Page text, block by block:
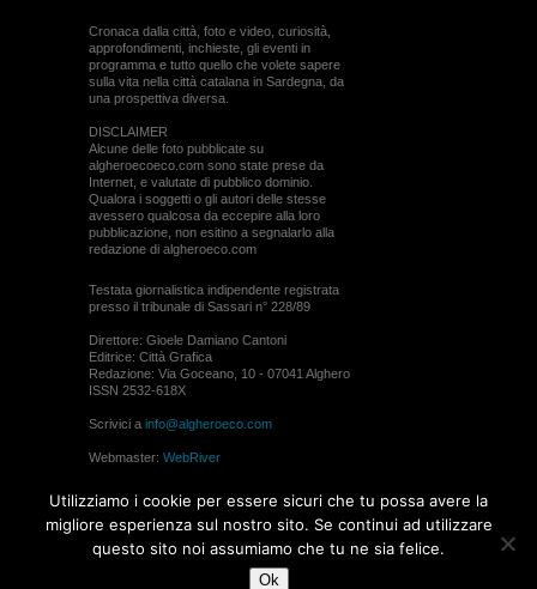
Cronaca dalla città, foto e video, curiosità,
approfondimenti, inchieste, gli eventi in
programma e tutto quello che volete sapere
sulla vita nella città catalana in Sardegna, da
una prospettiva diversa.
DISCLAIMER
Alcune delle foto pubblicate su
algheroecoeco.com sono state prese da
Internet, e valutate di pubblico dominio.
Qualora i soggetti o gli autori delle stesse
avessero qualcosa da eccepire alla loro
pubblicazione, non esitino a segnalarlo alla
redazione di algheroeco.com
Testata giornalistica indipendente registrata
presso il tribunale di Sassari n° 228/89
Direttore: Gioele Damiano Cantoni
Editrice: Città Grafica
Redazione: Via Goceano, 10 - 07041 Alghero
ISSN 2532-618X
Scrivici a info@algheroeco.com
Webmaster: WebRiver
permesso di algheroeco.com
Utilizziamo i cookie per essere sicuri che tu possa avere la
migliore esperienza sul nostro sito. Se continui ad utilizzare
questo sito noi assumiamo che tu ne sia felice.
Ok